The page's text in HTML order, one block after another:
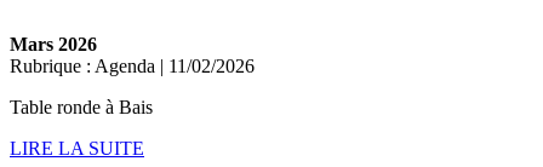
Mars 2026
Rubrique : Agenda | 11/02/2026
Table ronde à Bais
LIRE LA SUITE